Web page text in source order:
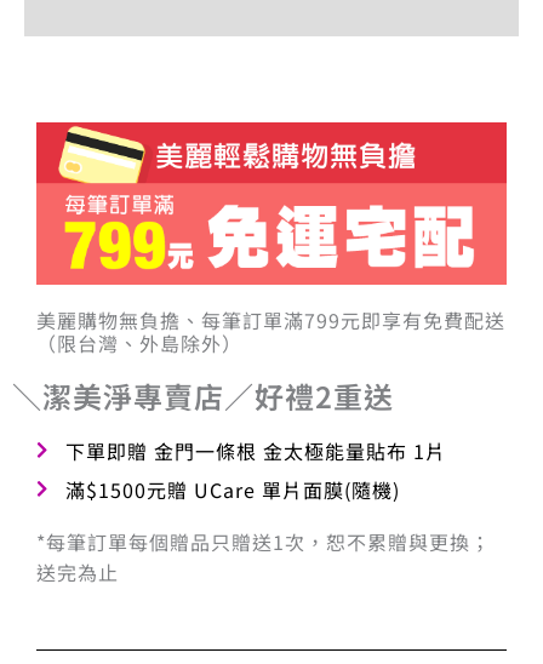
美麗購物無負擔、每筆訂單滿799元即享有免費配送
（限台灣、外島除外）
＼潔美淨專賣店／好禮2重送
下單即贈 金門一條根 金太極能量貼布 1片
滿$1500元贈 UCare 單片面膜(隨機)
*每筆訂單每個贈品只贈送1次，恕不累贈與更換；
送完為止